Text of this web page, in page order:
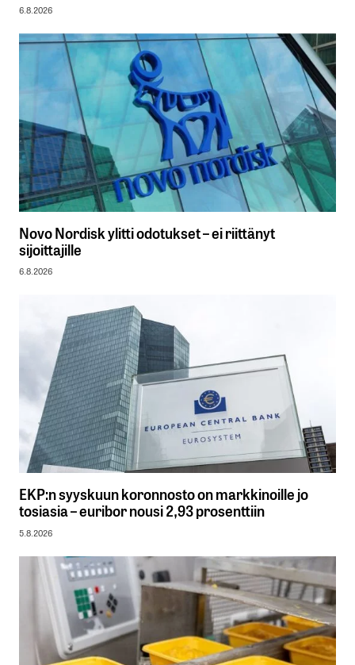
6.8.2026
Novo Nordisk ylitti odotukset – ei riittänyt
sijoittajille
6.8.2026
EKP:n syyskuun koronnosto on markkinoille jo
tosiasia – euribor nousi 2,93 prosenttiin
5.8.2026